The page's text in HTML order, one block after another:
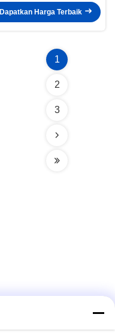
obat-obatan
Dapatkan Harga Terbaik
1
2
3